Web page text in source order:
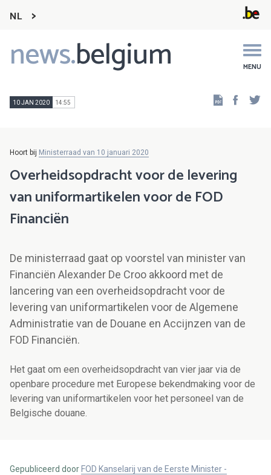
NL
news.belgium MENU
Main
navigation
10 JAN 2020 14:55
Hoort bij Ministerraad van 10 januari 2020
Overheidsopdracht voor de levering
van uniformartikelen voor de FOD
Financiën
De ministerraad gaat op voorstel van minister van
Financiën Alexander De Croo akkoord met de
lancering van een overheidsopdracht voor de
levering van uniformartikelen voor de Algemene
Administratie van de Douane en Accijnzen van de
FOD Financiën.
Het gaat om een overheidsopdracht van vier jaar via de
openbare procedure met Europese bekendmaking voor de
levering van uniformartikelen voor het personeel van de
Belgische douane.
Gepubliceerd door FOD Kanselarij van de Eerste Minister -